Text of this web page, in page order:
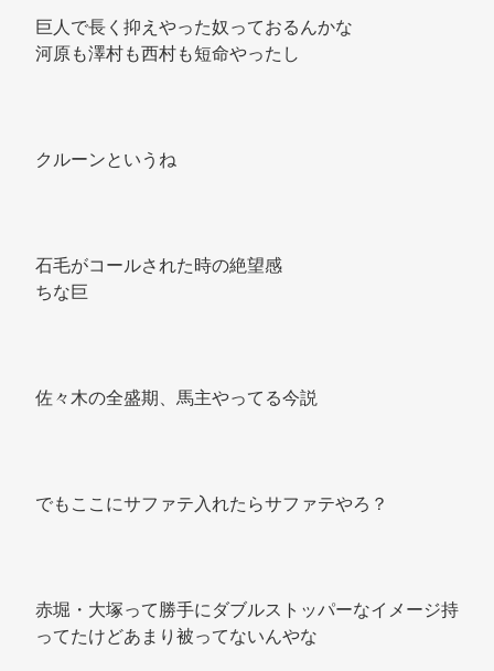
巨人で長く抑えやった奴っておるんかな
河原も澤村も西村も短命やったし
クルーンというね
石毛がコールされた時の絶望感
ちな巨
佐々木の全盛期、馬主やってる今説
でもここにサファテ入れたらサファテやろ？
赤堀・大塚って勝手にダブルストッパーなイメージ持
ってたけどあまり被ってないんやな